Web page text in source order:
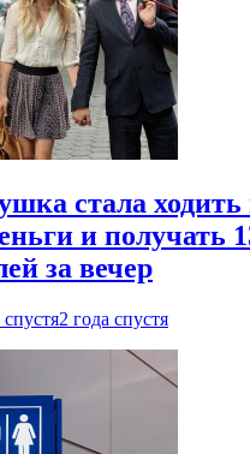
стала
и получать
за вечер
спустя2 года спустя